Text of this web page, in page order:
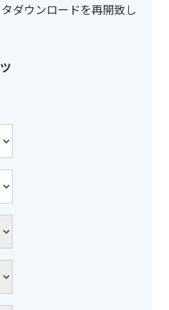
ダウンロードを再開致し